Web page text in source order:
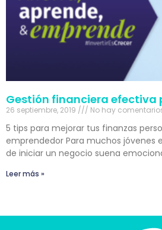
Gestión financiera efectiva
26 septiembre, 2019 No hay
5 tips para mejorar tus finanzas
emprendedor Para muchos jóvenes
de iniciar un negocio suena
Leer más »